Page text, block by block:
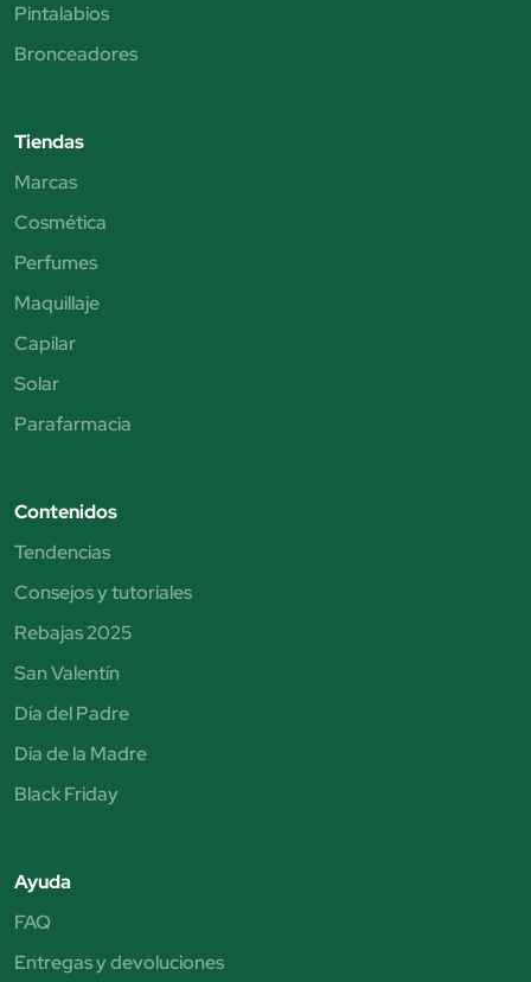
Pintalabios
Bronceadores
Tiendas
Marcas
Cosmética
Perfumes
Maquillaje
Capilar
Solar
Parafarmacia
Contenidos
Tendencias
Consejos y tutoriales
Rebajas 2025
San Valentín
Día del Padre
Día de la Madre
Black Friday
Ayuda
FAQ
Entregas y devoluciones